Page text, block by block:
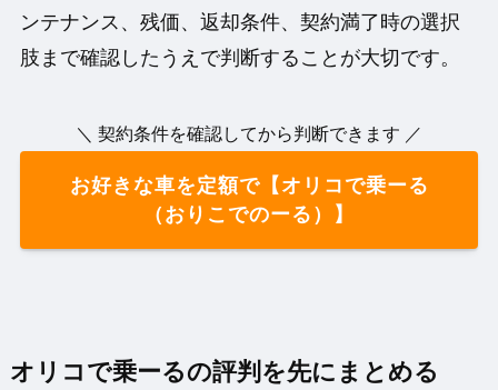
ンテナンス、残価、返却条件、契約満了時の選択
肢まで確認したうえで判断することが大切です。
＼ 契約条件を確認してから判断できます ／
お好きな車を定額で【オリコで乗ーる
（おりこでのーる）】
オリコで乗ーるの評判を先にまとめる